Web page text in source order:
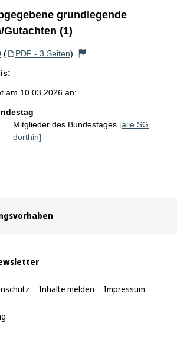
grundlegende
(1)
( PDF - 3 Seiten)
am 10.03.2026 an:
Mitglieder des Bundestages [alle SG
dorthin]
Inhalte melden Impressum